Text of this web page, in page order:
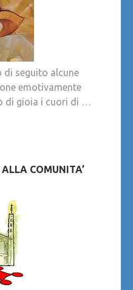
di seguito alcune
emotivamente
di gioia i cuori di …
COMUNITA’